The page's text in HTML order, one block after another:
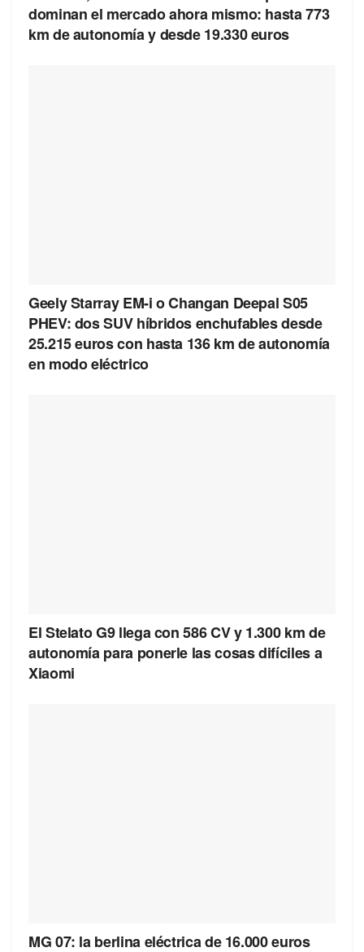
dominan el mercado ahora mismo: hasta 773
km de autonomía y desde 19.330 euros
Geely Starray EM-i o Changan Deepal S05
PHEV: dos SUV híbridos enchufables desde
25.215 euros con hasta 136 km de autonomía
en modo eléctrico
El Stelato G9 llega con 586 CV y 1.300 km de
autonomía para ponerle las cosas difíciles a
Xiaomi
MG 07: la berlina eléctrica de 16.000 euros